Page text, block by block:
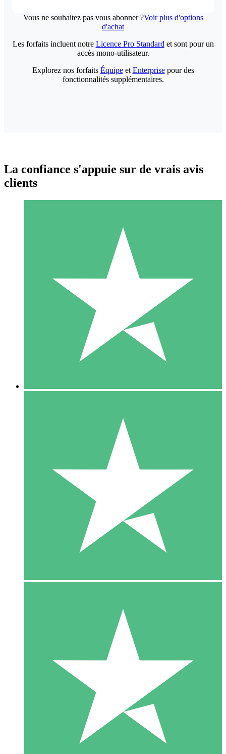
Vous ne souhaitez pas vous abonner ?Voir plus d'options
d'achat
Packs de Crédits Individuels
Payez à l'utilisation avec des crédits de téléchargement. Sans
1 Téléchargement
10 00
10 Téléchargements
20 00
Les forfaits incluent notre Licence Pro Standard et sont pour un
accès mono-utilisateur.
Explorez nos forfaits Équipeet Enterprisepour des
fonctionnalités supplémentaires.
La confiance s'appuie sur de vrais avis
clients